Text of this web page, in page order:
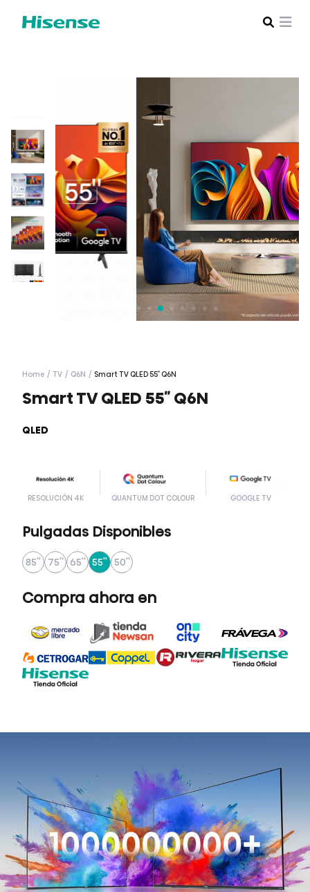
Home / TV / Q6N / Smart TV QLED 55″ Q6N
Smart TV QLED 55″ Q6N
QLED
RESOLUCIÓN 4K QUANTUM DOT COLOUR GOOGLE TV
Pulgadas Disponibles
85'' 75'' 65'' 55'' 50''
Compra ahora en